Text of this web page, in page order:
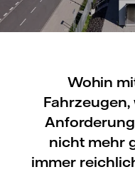
Wohin
nicht mehr
immer